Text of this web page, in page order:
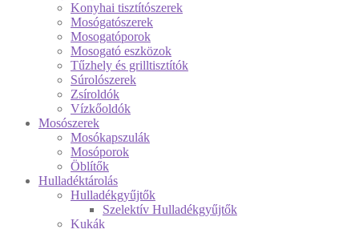
Konyhai tisztítószerek
Mosógatószerek
Mosogatóporok
Mosogató eszközok
Tűzhely és grilltisztítók
Súrolószerek
Zsíroldók
Vízkőoldók
Mosószerek
Mosókapszulák
Mosóporok
Öblítők
Hulladéktárolás
Hulladékgyűjtők
Szelektív Hulladékgyűjtők
Kukák